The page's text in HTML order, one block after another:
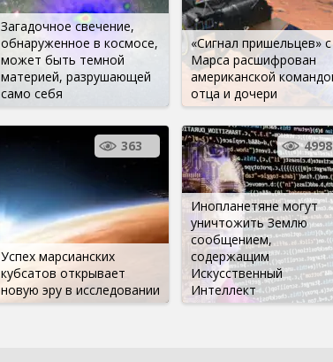
Загадочное свечение,
обнаруженное в космосе,
может быть темной
материей, разрушающей
само себя
«Сигнал пришельцев» с
Марса расшифрован
американской
отца и дочери
Успех марсианских
кубсатов открывает
новую эру в исследовании
363
Инопланетяне могут
уничтожить Землю
сообщением,
содержащим
Искусственный
Интеллект
4998